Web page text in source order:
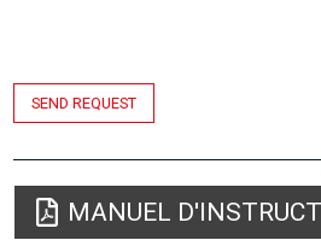
SEND REQUEST
MANUEL